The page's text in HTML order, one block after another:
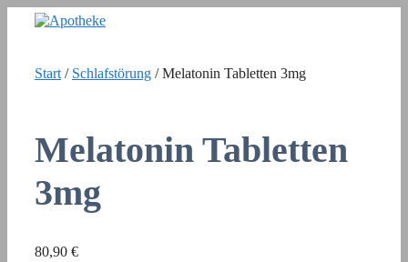
Inhalt
Start / Schlafstörung / Melatonin Tabletten 3mg
Melatonin Tabletten
3mg
80,90 €